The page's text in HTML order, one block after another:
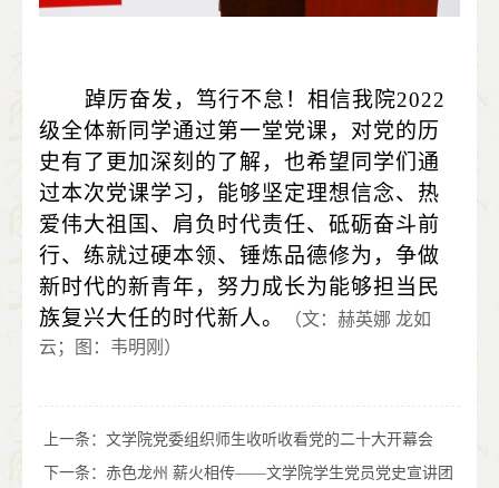
踔厉奋发，笃行不怠！相信我院2022
级全体新同学通过第一堂党课，对党的历
史有了更加深刻的了解，也希望同学们通
过本次党课学习，能够坚定理想信念、热
爱伟大祖国、肩负时代责任、砥砺奋斗前
行、练就过硬本领、锤炼品德修为，争做
新时代的新青年，努力成长为能够担当民
族复兴大任的时代新人。
（文：赫英娜 龙如
云；图：韦明刚）
上一条： 文学院党委组织师生收听收看党的二十大开幕会
下一条： 赤色龙州 薪火相传——文学院学生党员党史宣讲团